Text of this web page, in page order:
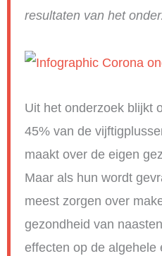
resultaten van het
Uit het onderzoek blijkt
45% van de
maakt over de eigen
Maar als hun wordt
meest zorgen over
gezondheid van
effecten op de algehele